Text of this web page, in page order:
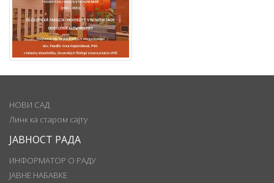
НОВИ САД
Линк ка старом сајту
ЈАВНОСТ РАДА
ИНФОРМАТОР О РАДУ
ЈАВНЕ НАБАВКЕ